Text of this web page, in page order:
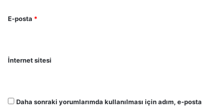
E-posta *
İnternet sitesi
Daha sonraki yorumlarımda kullanılması için adım, e-posta